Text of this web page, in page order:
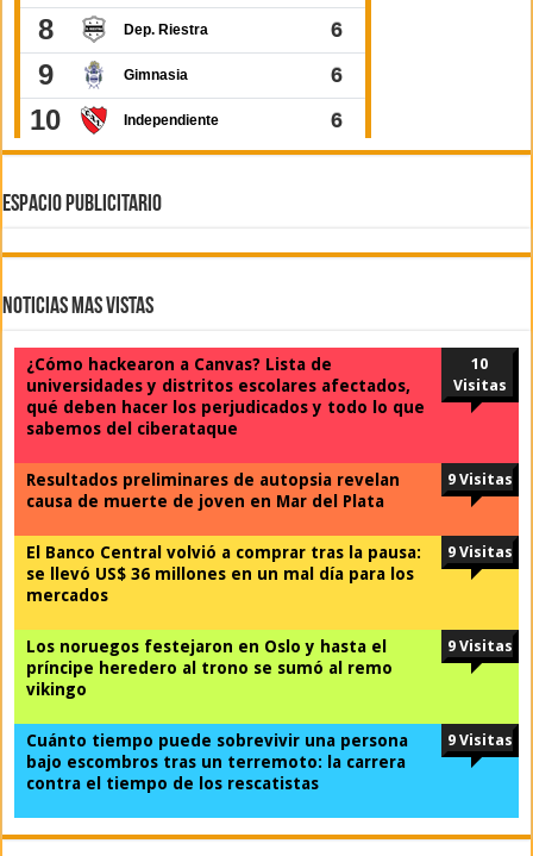
ESPACIO PUBLICITARIO
Noticias Mas Vistas
¿Cómo hackearon a Canvas? Lista de
universidades y distritos escolares afectados,
qué deben hacer los perjudicados y todo lo que
sabemos del ciberataque
10
Visitas
Resultados preliminares de autopsia revelan
causa de muerte de joven en Mar del Plata
9 Visitas
El Banco Central volvió a comprar tras la pausa:
se llevó US$ 36 millones en un mal día para los
mercados
9 Visitas
Los noruegos festejaron en Oslo y hasta el
príncipe heredero al trono se sumó al remo
vikingo
9 Visitas
Cuánto tiempo puede sobrevivir una persona
bajo escombros tras un terremoto: la carrera
contra el tiempo de los rescatistas
9 Visitas